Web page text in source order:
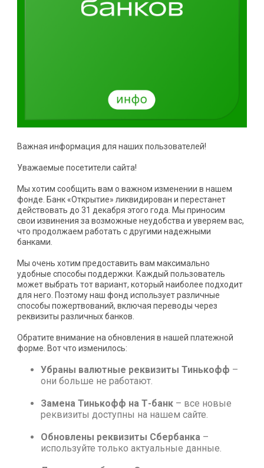
Важная информация для наших пользователей!
Уважаемые посетители сайта!
Мы хотим сообщить вам о важном изменении в нашем
фонде. Банк «Открытие» ликвидирован и перестанет
действовать до 31 декабря этого года. Мы приносим
свои извинения за возможные неудобства и уверяем вас,
что продолжаем работать с другими надежными
банками.
Мы очень хотим предоставить вам максимально
удобные способы поддержки. Каждый пользователь
может выбрать тот вариант, который наиболее подходит
для него. Поэтому наш фонд использует различные
способы пожертвований, включая переводы через
реквизиты различных банков.
Обратите внимание на обновления в нашей платежной
форме. Вот что изменилось:
Убраны валютные реквизиты Тинькофф –
они больше не работают.
Замена Тинькофф на Т-банк – все новые
реквизиты доступны на нашем сайте.
Обновлены реквизиты Сбербанка –
используйте только актуальные данные.